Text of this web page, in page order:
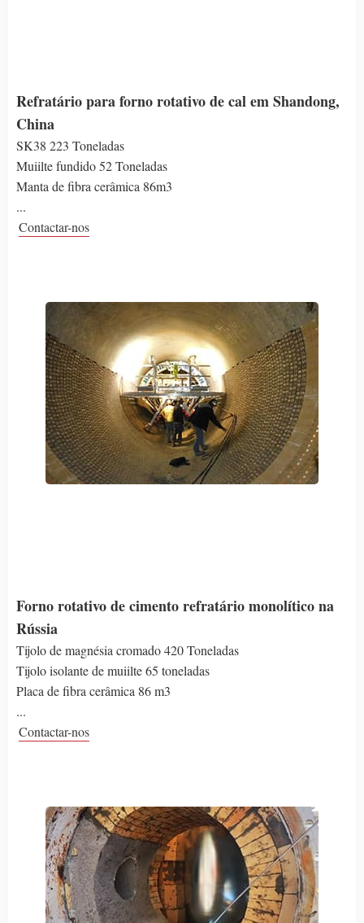
Refratário para forno rotativo de cal em Shandong,
China
SK38 223 Toneladas
Muiilte fundido 52 Toneladas
Manta de fibra cerâmica 86m3
...
Contactar-nos
Forno rotativo de cimento refratário monolítico na
Rússia
Tijolo de magnésia cromado 420 Toneladas
Tijolo isolante de muiilte 65 toneladas
Placa de fibra cerâmica 86 m3
...
Contactar-nos